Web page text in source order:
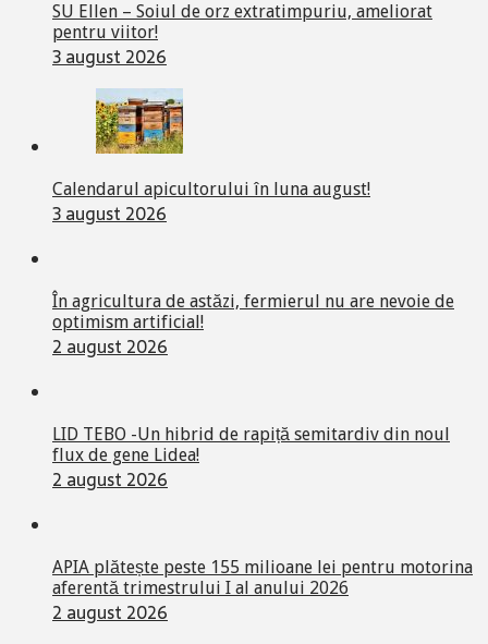
SU Ellen – Soiul de orz extratimpuriu, ameliorat
pentru viitor!
3 august 2026
Calendarul apicultorului în luna august!
3 august 2026
În agricultura de astăzi, fermierul nu are nevoie de
optimism artificial!
2 august 2026
LID TEBO -Un hibrid de rapiță semitardiv din noul
flux de gene Lidea!
2 august 2026
APIA plătește peste 155 milioane lei pentru motorina
aferentă trimestrului I al anului 2026
2 august 2026